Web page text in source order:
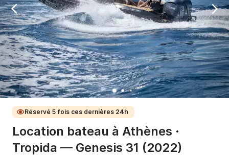
Réservé 5 fois ces dernières 24h
Location bateau à Athènes ·
Tropida — Genesis 31 (2022)